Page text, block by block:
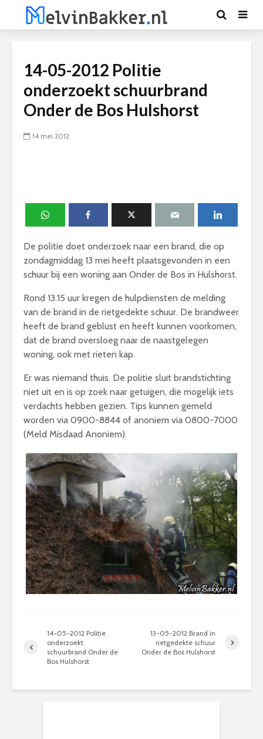
14-05-2012 Politie
onderzoekt schuurbrand
Onder de Bos Hulshorst
14 mei 2012
De politie doet onderzoek naar een brand, die op
zondagmiddag 13 mei heeft plaatsgevonden in een
schuur bij een woning aan Onder de Bos in Hulshorst.
Rond 13.15 uur kregen de hulpdiensten de melding
van de brand in de rietgedekte schuur. De brandweer
heeft de brand geblust en heeft kunnen voorkomen,
dat de brand oversloeg naar de naastgelegen
woning, ook met rieten kap.
Er was niemand thuis. De politie sluit brandstichting
niet uit en is op zoek naar getuigen, die mogelijk iets
verdachts hebben gezien. Tips kunnen gemeld
worden via 0900-8844 of anoniem via 0800-7000
(Meld Misdaad Anoniem).
14-05-2012 Politie
onderzoekt
schuurbrand Onder de
Bos Hulshorst
13-05-2012 Brand in
rietgedekte schuur
Onder de Bos Hulshorst